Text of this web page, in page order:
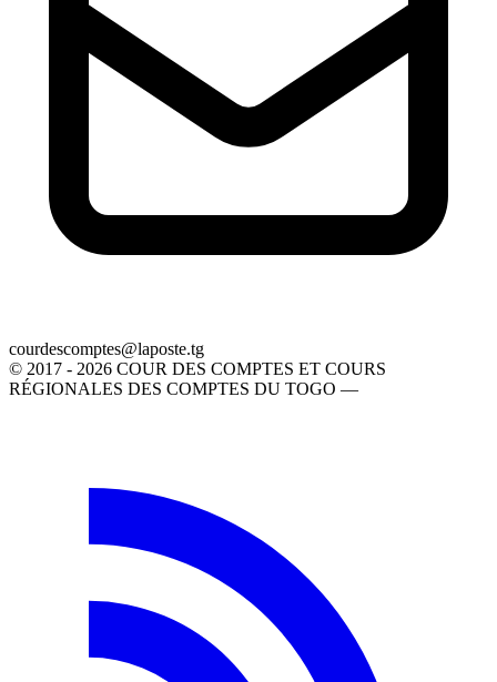
gt.etsopal@setpmocsedruoc
© 2017 - 2026 COUR DES COMPTES ET COURS
RÉGIONALES DES COMPTES DU TOGO —